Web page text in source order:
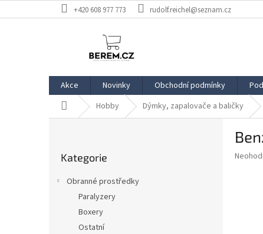
na
+420 608 977 773 rudolf.reichel@seznam.cz
Akce Novinky Obchodní podmínky
Domů Hobby Dýmky, zapalovače a baličky
kategorie
Kategorie
Obranné prostředky
Paralyzery
Boxery
Ostatní